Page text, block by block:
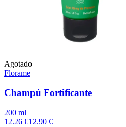
Agotado
Florame
Champú Fortificante
200 ml
12.26 €12.90 €